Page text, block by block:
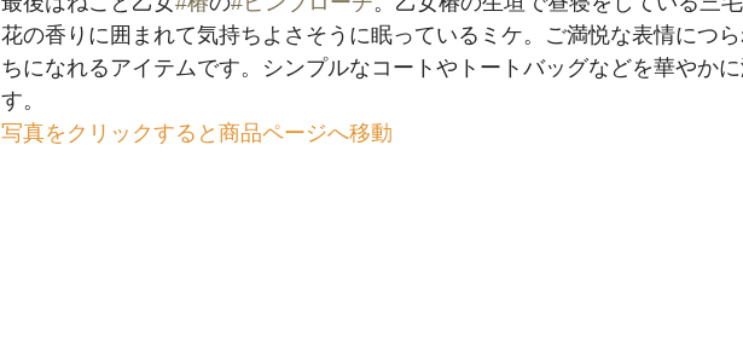
花の香りに囲まれて気持ちよさそうに眠っているミケ。ご満悦な表情につ
ちになれるアイテムです。シンプルなコートやトートバッグなどを華やか
す。﻿
写真をクリックすると商品ページへ移動